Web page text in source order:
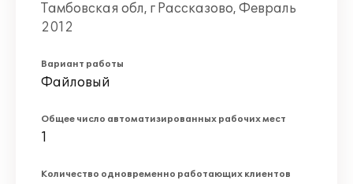
Тамбовская обл, г Рассказово, Февраль
2012
Вариант работы
Файловый
Общее число автоматизированных рабочих мест
1
Количество одновременно работающих клиентов